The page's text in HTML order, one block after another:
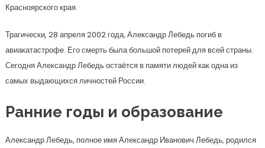
Красноярского края.
Трагически, 28 апреля 2002 года, Александр Лебедь погиб в
авиакатастрофе. Его смерть была большой потерей для всей страны.
Сегодня Александр Лебедь остаётся в памяти людей как одна из
самых выдающихся личностей России.
Ранние годы и образование
Александр Лебедь, полное имя Александр Иванович Лебедь, родился